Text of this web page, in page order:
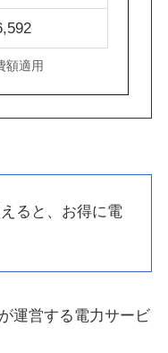
額適用
ると、お得に電
運営する電力サービ